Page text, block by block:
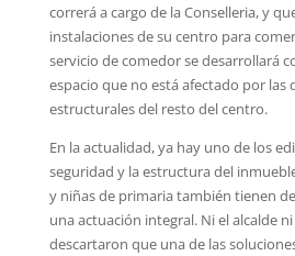
correrá a cargo de la Conselleria, y
instalaciones de su centro para
servicio de comedor se desarrollará
espacio que no está afectado por las
estructurales del resto del centro.
En la actualidad, ya hay uno de los
seguridad y la estructura del
y niñas de primaria también tienen
una actuación integral. Ni el alcalde
descartaron que una de las